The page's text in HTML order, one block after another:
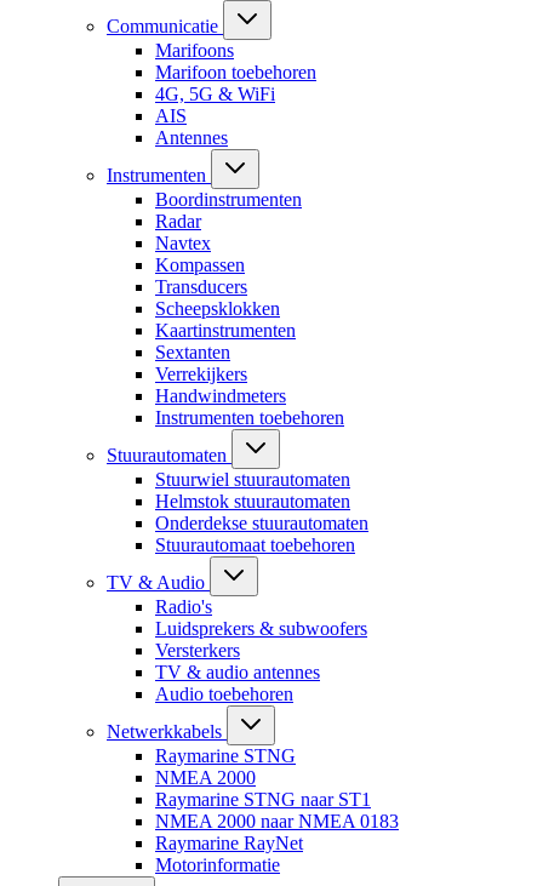
Communicatie
Marifoons
Marifoon toebehoren
4G, 5G & WiFi
AIS
Antennes
Instrumenten
Boordinstrumenten
Radar
Navtex
Kompassen
Transducers
Scheepsklokken
Kaartinstrumenten
Sextanten
Verrekijkers
Handwindmeters
Instrumenten toebehoren
Stuurautomaten
Stuurwiel stuurautomaten
Helmstok stuurautomaten
Onderdekse stuurautomaten
Stuurautomaat toebehoren
TV & Audio
Radio's
Luidsprekers & subwoofers
Versterkers
TV & audio antennes
Audio toebehoren
Netwerkkabels
Raymarine STNG
NMEA 2000
Raymarine STNG naar ST1
NMEA 2000 naar NMEA 0183
Raymarine RayNet
Motorinformatie